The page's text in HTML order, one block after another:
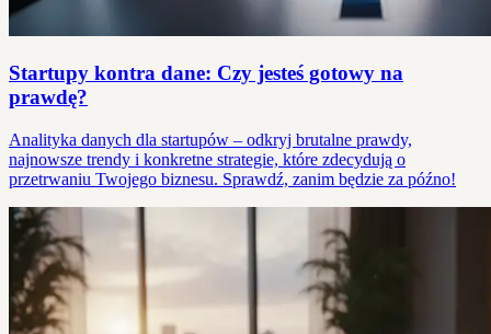
Startupy kontra dane: Czy jesteś gotowy na
prawdę?
Analityka danych dla startupów – odkryj brutalne prawdy,
najnowsze trendy i konkretne strategie, które zdecydują o
przetrwaniu Twojego biznesu. Sprawdź, zanim będzie za późno!